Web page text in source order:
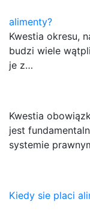
alimenty?
Kwestia okresu,
budzi wiele
je z…
Kwestia
jest
systemie
Kiedy sie placi